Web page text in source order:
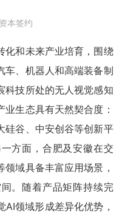
本签约
化和未来产业培育，围绕
车、机器人和高端装备制
科技所处的无人视觉感知
生态具有天然契合度：
硅谷、中安创谷等创新平
方面，合肥及安徽在交
域具备丰富应用场景，
。随着产品矩阵持续完
领域形成差异化优势，